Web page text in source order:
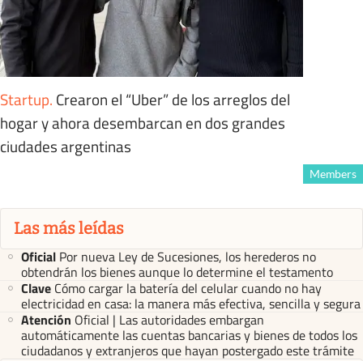
Startup. Crearon el “Uber” de los arreglos del
hogar y ahora desembarcan en dos grandes
ciudades argentinas
Members
Las más leídas
Oficial Por nueva Ley de Sucesiones, los herederos no
obtendrán los bienes aunque lo determine el testamento
Clave Cómo cargar la batería del celular cuando no hay
electricidad en casa: la manera más efectiva, sencilla y segura
Atención Oficial | Las autoridades embargan
automáticamente las cuentas bancarias y bienes de todos los
ciudadanos y extranjeros que hayan postergado este trámite